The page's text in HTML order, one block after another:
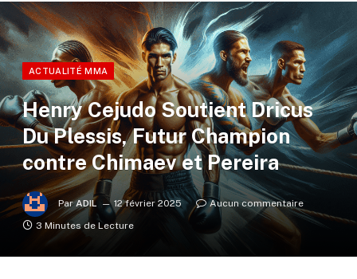
ACTUALITÉ MMA
Henry Cejudo Soutient Dricus
Du Plessis, Futur Champion
contre Chimaev et Pereira
Par ADIL 12 février 2025
Aucun commentaire
3 Minutes de Lecture